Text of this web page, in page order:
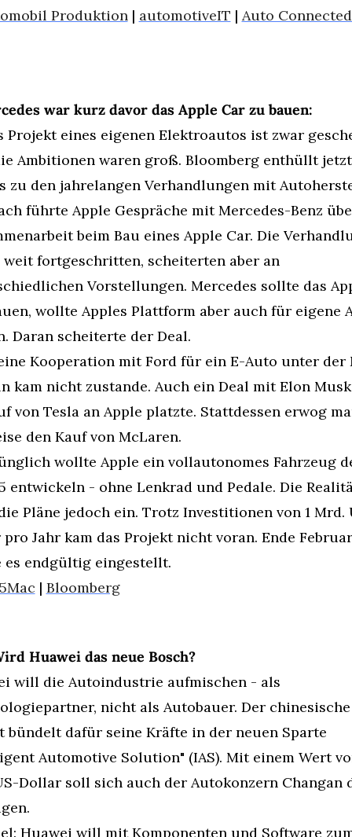
Produktion | automotiveIT | Auto
war kurz davor das Apple Car zu bauen:
Projekt eines eigenen Elektroautos ist zwar
Ambitionen waren groß. Bloomberg enthüllt jetzt
zu den jahrelangen Verhandlungen mit
führte Apple Gespräche mit Mercedes-Benz
beim Bau eines Apple Car. Die
weit fortgeschritten, scheiterten aber an
Vorstellungen. Mercedes sollte das
wollte Apples Plattform aber auch für eigene
Daran scheiterte der Deal.
Kooperation mit Ford für ein E-Auto unter der
kam nicht zustande. Auch ein Deal mit Elon
von Tesla an Apple platzte. Stattdessen erwog
den Kauf von McLaren.
wollte Apple ein vollautonomes Fahrzeug
entwickeln - ohne Lenkrad und Pedale. Die
Pläne jedoch ein. Trotz Investitionen von 1 Mrd.
Jahr kam das Projekt nicht voran. Ende Februar
es endgültig eingestellt.
| Bloomberg
Huawei das neue Bosch?
will die Autoindustrie aufmischen - als
nicht als Autobauer. Der
bündelt dafür seine Kräfte in der neuen Sparte
Automotive Solution" (IAS). Mit einem Wert
Dollar soll sich auch der Autokonzern Changan
Huawei will mit Komponenten und Software